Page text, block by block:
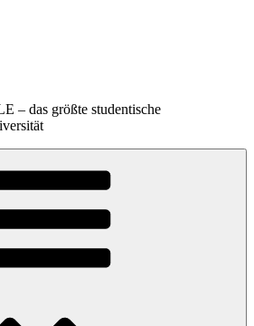
– das größte studentische